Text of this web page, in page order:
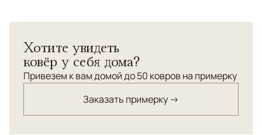
серебристой гамме - отличный вариант для интерьера
Хотите увидеть
ковёр у себя дома?
Привезем к вам домой до 50 ковров на примерку
Заказать примерку →